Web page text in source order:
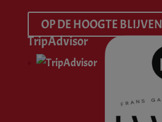
OP DE HOOGTE BLIJVEN
TripAdvisor